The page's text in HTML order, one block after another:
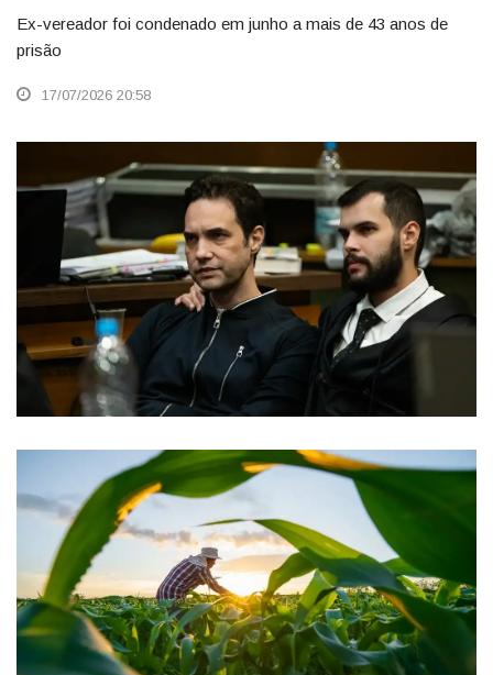
Ex-vereador foi condenado em junho a mais de 43 anos de
prisão
17/07/2026 20:58